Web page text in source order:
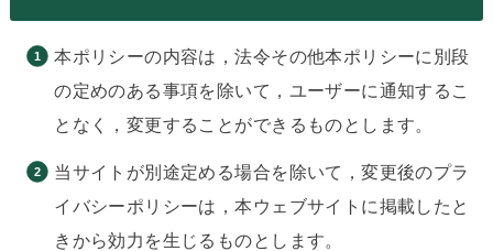
本ポリシーの内容は，法令その他本ポリシーに別段
の定めのある事項を除いて，ユーザーに通知するこ
となく，変更することができるものとします。
当サイトが別途定める場合を除いて，変更後のプラ
イバシーポリシーは，本ウェブサイトに掲載したと
きから効力を生じるものとします。